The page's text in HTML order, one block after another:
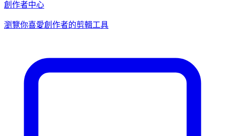
創作者中心
瀏覽你喜愛創作者的剪輯工具